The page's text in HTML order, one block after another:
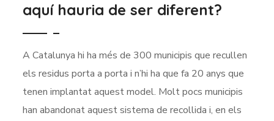
aquí hauria de ser diferent?
A Catalunya hi ha més de 300 municipis que recullen
els residus porta a porta i n’hi ha que fa 20 anys que
tenen implantat aquest model. Molt pocs municipis
han abandonat aquest sistema de recollida i, en els